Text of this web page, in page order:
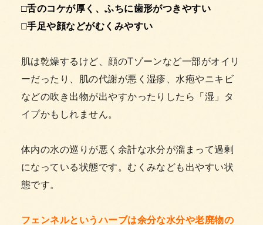
□舌のコケが厚く、ふちに歯形がつきやすい
□手足や顔などがむくみやすい
肌は乾燥するけど、顔のTゾーンなど一部がオイリ
ーだったり、肌の代謝が悪く湿疹、水疱やニキビ
などの吹き出物が出やすかったりしたら「湿」タ
イプかもしれません。
体内の水の巡りが悪く余計な水分が溜まって過剰
になっている状態です。むくみなども出やすい状
態です。
フェンネルというハーブは余分な水分や老廃物の